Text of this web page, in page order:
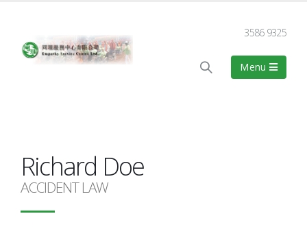
3586 9325
Richard Doe
ACCIDENT LAW